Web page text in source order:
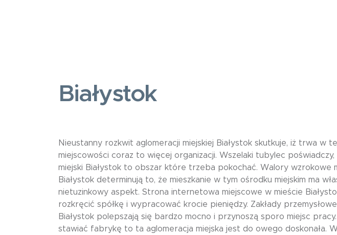
Białystok
Nieustanny rozkwit aglomeracji miejskiej Białystok skutkuje, iż trwa w
miejscowości coraz to więcej organizacji. Wszelaki tubylec
miejski Białystok to obszar które trzeba pokochać. Walory wzrokowe
Białystok determinują to, że mieszkanie w tym ośrodku miejskim ma
nietuzinkowy aspekt. Strona internetowa miejscowe w mieście
rozkręcić spółkę i wypracować krocie pieniędzy. Zakłady
Białystok polepszają się bardzo mocno i przynoszą sporo miejsc
stawiać fabrykę to ta aglomeracja miejska jest do owego doskonała.